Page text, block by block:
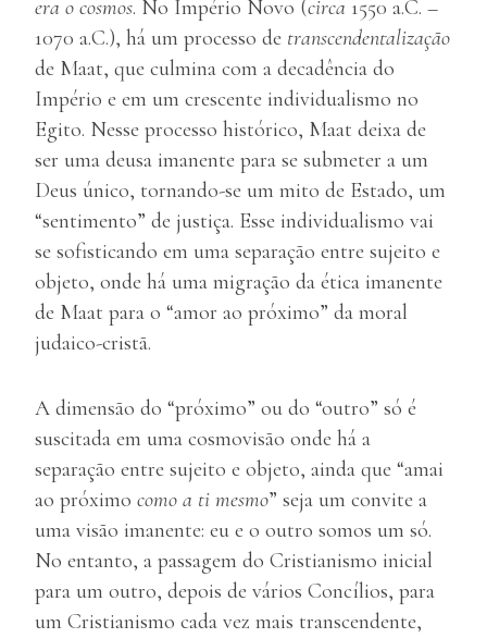
era o cosmos. No Império Novo (circa 1550 a.C. –
1070 a.C.), há um processo de transcendentalização
de Maat, que culmina com a decadência do
Império e em um crescente individualismo no
Egito. Nesse processo histórico, Maat deixa de
ser uma deusa imanente para se submeter a um
Deus único, tornando-se um mito de Estado, um
“sentimento” de justiça. Esse individualismo vai
se sofisticando em uma separação entre sujeito e
objeto, onde há uma migração da ética imanente
de Maat para o “amor ao próximo” da moral
judaico-cristã.
A dimensão do “próximo” ou do “outro” só é
suscitada em uma cosmovisão onde há a
separação entre sujeito e objeto, ainda que “amai
ao próximo como a ti mesmo” seja um convite a
uma visão imanente: eu e o outro somos um só.
No entanto, a passagem do Cristianismo inicial
para um outro, depois de vários Concílios, para
um Cristianismo cada vez mais transcendente,